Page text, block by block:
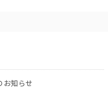
お知らせ